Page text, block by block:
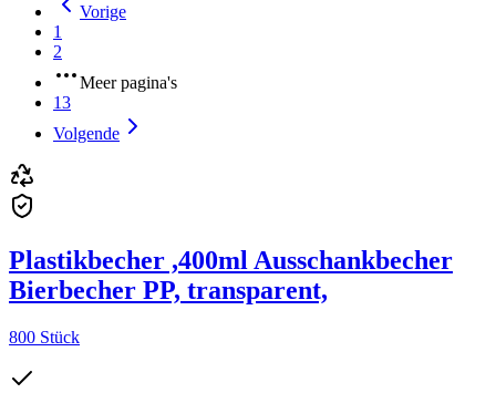
Vorige
1
2
Meer pagina's
13
Volgende
Plastikbecher ,400ml Ausschankbecher
Bierbecher PP, transparent,
800 Stück